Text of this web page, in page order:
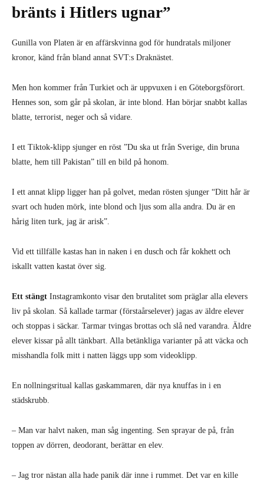
bränts i Hitlers ugnar”
Gunilla von Platen är en affärskvinna god för hundratals miljoner
kronor, känd från bland annat SVT:s Draknästet.
Men hon kommer från Turkiet och är uppvuxen i en Göteborgsförort.
Hennes son, som går på skolan, är inte blond. Han börjar snabbt kallas
blatte, terrorist, neger och så vidare.
I ett Tiktok-klipp sjunger en röst ”Du ska ut från Sverige, din bruna
blatte, hem till Pakistan” till en bild på honom.
I ett annat klipp ligger han på golvet, medan rösten sjunger “Ditt hår är
svart och huden mörk, inte blond och ljus som alla andra. Du är en
hårig liten turk, jag är arisk”.
Vid ett tillfälle kastas han in naken i en dusch och får kokhett och
iskallt vatten kastat över sig.
Ett stängt Instagramkonto visar den brutalitet som präglar alla elevers
liv på skolan. Så kallade tarmar (förstaårselever) jagas av äldre elever
och stoppas i säckar. Tarmar tvingas brottas och slå ned varandra. Äldre
elever kissar på allt tänkbart. Alla betänkliga varianter på att väcka och
misshandla folk mitt i natten läggs upp som videoklipp.
En nollningsritual kallas gaskammaren, där nya knuffas in i en
städskrubb.
– Man var halvt naken, man såg ingenting. Sen sprayar de på, från
toppen av dörren, deodorant, berättar en elev.
– Jag tror nästan alla hade panik där inne i rummet. Det var en kille